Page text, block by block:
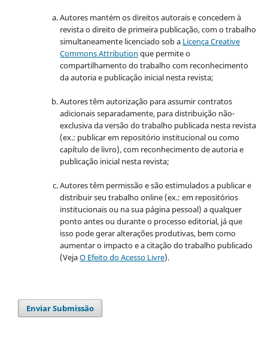
Autores mantém os direitos autorais e concedem à
revista o direito de primeira publicação, com o trabalho
simultaneamente licenciado sob a Licença Creative
Commons Attribution que permite o
compartilhamento do trabalho com reconhecimento
da autoria e publicação inicial nesta revista;
Autores têm autorização para assumir contratos
adicionais separadamente, para distribuição não-
exclusiva da versão do trabalho publicada nesta revista
(ex.: publicar em repositório institucional ou como
capítulo de livro), com reconhecimento de autoria e
publicação inicial nesta revista;
Autores têm permissão e são estimulados a publicar e
distribuir seu trabalho online (ex.: em repositórios
institucionais ou na sua página pessoal) a qualquer
ponto antes ou durante o processo editorial, já que
isso pode gerar alterações produtivas, bem como
aumentar o impacto e a citação do trabalho publicado
(VejaO Efeito do Acesso Livre).
Enviar Submissão